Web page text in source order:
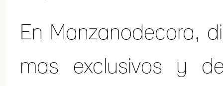
En Manzanodecora,
mas exclusivos y